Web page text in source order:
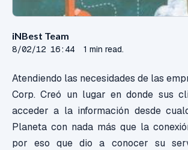
iNBest Team
8/02/12 16:44 1 min read.
Atendiendo las necesidades de las
Corp. Creó un lugar en donde sus
acceder a la información desde
Planeta con nada más que la
por eso que dio a conocer su